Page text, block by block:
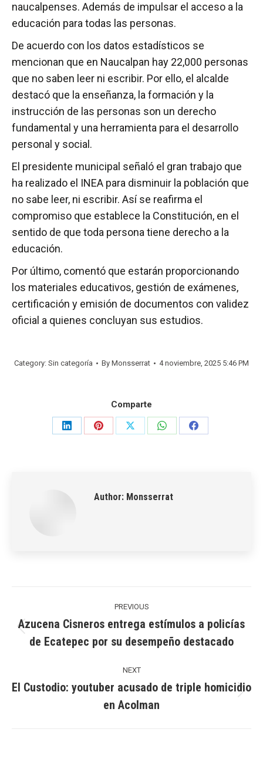
naucalpenses. Además de impulsar el acceso a la
educación para todas las personas.
De acuerdo con los datos estadísticos se
mencionan que en Naucalpan hay 22,000 personas
que no saben leer ni escribir. Por ello, el alcalde
destacó que la enseñanza, la formación y la
instrucción de las personas son un derecho
fundamental y una herramienta para el desarrollo
personal y social.
El presidente municipal señaló el gran trabajo que
ha realizado el INEA para disminuir la población que
no sabe leer, ni escribir. Así se reafirma el
compromiso que establece la Constitución, en el
sentido de que toda persona tiene derecho a la
educación.
Por último, comentó que estarán proporcionando
los materiales educativos, gestión de exámenes,
certificación y emisión de documentos con validez
oficial a quienes concluyan sus estudios.
Category: Sin categoría By Monsserrat 4 noviembre, 2025 5:46 PM
Comparte
Share
Share
Share
Share
Share
Author: Monsserrat
PREVIOUS
Previous
post:
Azucena Cisneros entrega estímulos a policías
de Ecatepec por su desempeño destacado
NEXT
post:
El Custodio: youtuber acusado de triple homicidio
en Acolman